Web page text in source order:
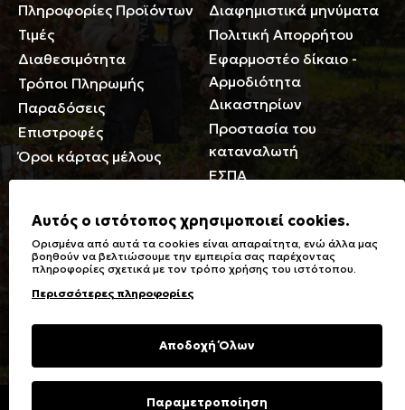
Πληροφορίες Προϊόντων
Τιμές
Διαθεσιμότητα
Τρόποι Πληρωμής
Παραδόσεις
Επιστροφές
Όροι κάρτας μέλους
Διαφημιστικά μηνύματα
Πολιτική Απορρήτου
Εφαρμοστέο δίκαιο -
Αρμοδιότητα
Δικαστηρίων
Προστασία του
καταναλωτή
ΕΣΠΑ
Γενικά
Καταστήματα
Ειδικές Εκπτώσεις ΑμΕΑ
Δωροκάρτες
Συχνές Ερωτήσεις
Φροντίδα Ρούχων
Σύμβολα πλύσης,
σιδερώματος
υφασμάτων
Επικοινωνία
Αυτός ο ιστότοπος χρησιμοποιεί cookies.
Ορισμένα από αυτά τα cookies είναι απαραίτητα, ενώ άλλα μας
βοηθούν να βελτιώσουμε την εμπειρία σας παρέχοντας
πληροφορίες σχετικά με τον τρόπο χρήσης του ιστότοπου.
Περισσότερες πληροφορίες
Αποδοχή Όλων
Παραμετροποίηση